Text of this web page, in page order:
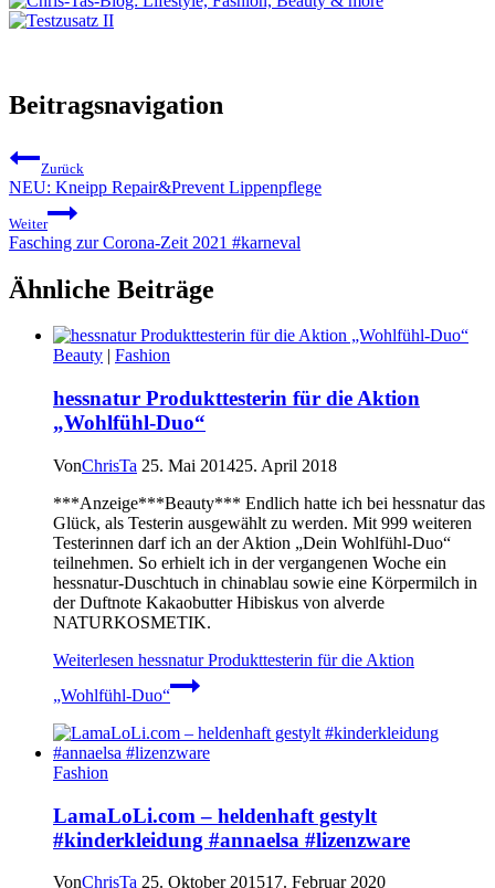
Beitragsnavigation
Zurück
NEU: Kneipp Repair&Prevent Lippenpflege
Weiter
Fasching zur Corona-Zeit 2021 #karneval
Ähnliche Beiträge
Beauty | Fashion
hessnatur Produkttesterin für die Aktion
„Wohlfühl-Duo“
VonChrisTa 25. Mai 201425. April 2018
***Anzeige***Beauty*** Endlich hatte ich bei hessnatur das
Glück, als Testerin ausgewählt zu werden. Mit 999 weiteren
Testerinnen darf ich an der Aktion „Dein Wohlfühl-Duo“
teilnehmen. So erhielt ich in der vergangenen Woche ein
hessnatur-Duschtuch in chinablau sowie eine Körpermilch in
der Duftnote Kakaobutter Hibiskus von alverde
NATURKOSMETIK.
Weiterlesen hessnatur Produkttesterin für die Aktion
„Wohlfühl-Duo“
Fashion
LamaLoLi.com – heldenhaft gestylt
#kinderkleidung #annaelsa #lizenzware
VonChrisTa 25. Oktober 201517. Februar 2020